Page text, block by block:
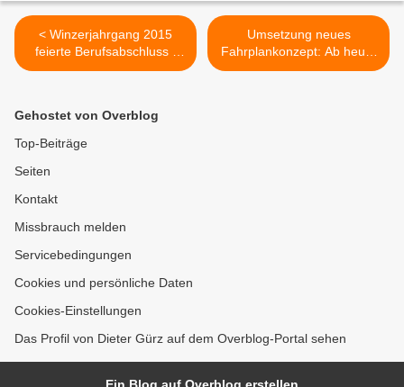
< Winzerjahrgang 2015
feierte Berufsabschluss -
Spitzenergebnisse für
Umsetzung neues
Fahrplankonzept: Ab heute
Verbesserungen auf den
Gehostet von Overblog
Top-Beiträge
Seiten
Kontakt
Missbrauch melden
Servicebedingungen
Cookies und persönliche Daten
Cookies-Einstellungen
Das Profil von Dieter Gürz auf dem Overblog-Portal sehen